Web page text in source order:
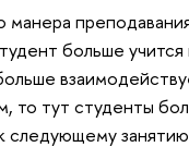
манера
больше учится
то тут студенты
следующему